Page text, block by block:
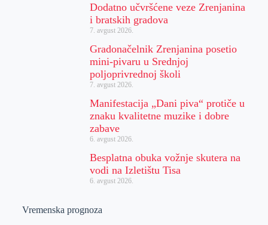
Dodatno učvršćene veze Zrenjanina
i bratskih gradova
7. avgust 2026.
Gradonačelnik Zrenjanina posetio
mini-pivaru u Srednjoj
poljoprivrednoj školi
7. avgust 2026.
Manifestacija „Dani piva“ protiče u
znaku kvalitetne muzike i dobre
zabave
6. avgust 2026.
Besplatna obuka vožnje skutera na
vodi na Izletištu Tisa
6. avgust 2026.
Vremenska prognoza